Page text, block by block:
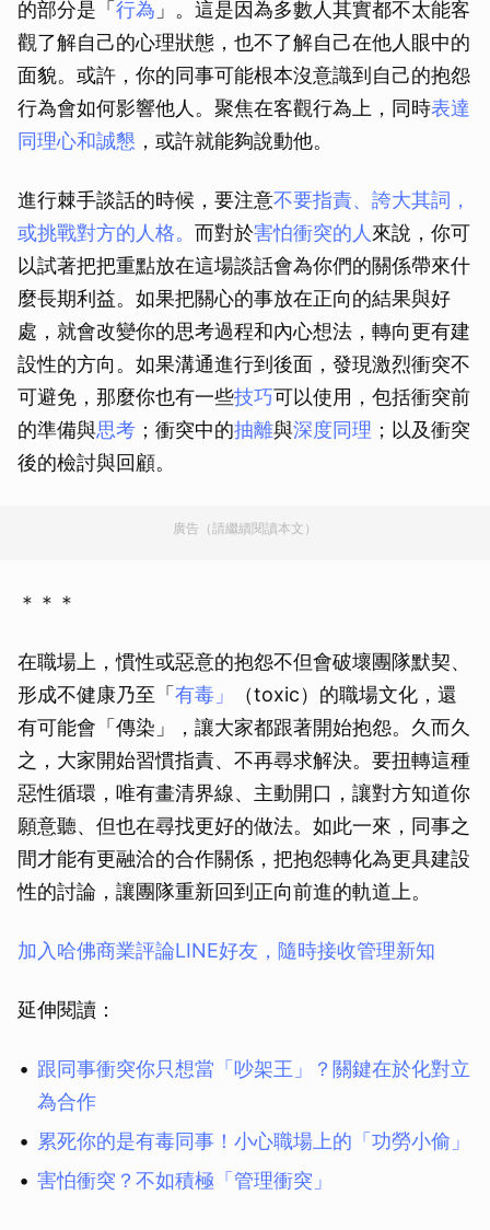
的部分是「 行為 」。這是因為多數人其實都不太能客
觀了解自己的心理狀態，也不了解自己在他人眼中的
面貌。或許，你的同事可能根本沒意識到自己的抱怨
行為會如何影響他人。聚焦在客觀行為上，同時表達
同理心和誠懇 ，或許就能夠說動他。
進行棘手談話的時候，要注意不要指責、誇大其詞，
或挑戰對方的人格。 而對於害怕衝突的人 來說，你可
以試著把把重點放在這場談話會為你們的關係帶來什
麼長期利益。如果把關心的事放在正向的結果與好
處，就會改變你的思考過程和內心想法，轉向更有建
設性的方向。如果溝通進行到後面，發現激烈衝突不
可避免，那麼你也有一些技巧可以使用，包括衝突前
的準備與思考 ；衝突中的抽離與深度同理 ；以及衝突
後的檢討與回顧。
廣告（請繼續閱讀本文）
＊＊＊
在職場上，慣性或惡意的抱怨不但會破壞團隊默契、
形成不健康乃至「 有毒」
（toxic）的職場文化，還
有可能會「傳染」，讓大家都跟著開始抱怨。久而久
之，大家開始習慣指責、不再尋求解決。要扭轉這種
惡性循環，唯有畫清界線、主動開口，讓對方知道你
願意聽、但也在尋找更好的做法。如此一來，同事之
間才能有更融洽的合作關係，把抱怨轉化為更具建設
性的討論，讓團隊重新回到正向前進的軌道上。
加入哈佛商業評論LINE好友，隨時接收管理新知
延伸閱讀：
跟同事衝突你只想當「吵架王」？關鍵在於化對立
為合作
累死你的是有毒同事！小心職場上的「功勞小偷」
害怕衝突？不如積極「管理衝突」